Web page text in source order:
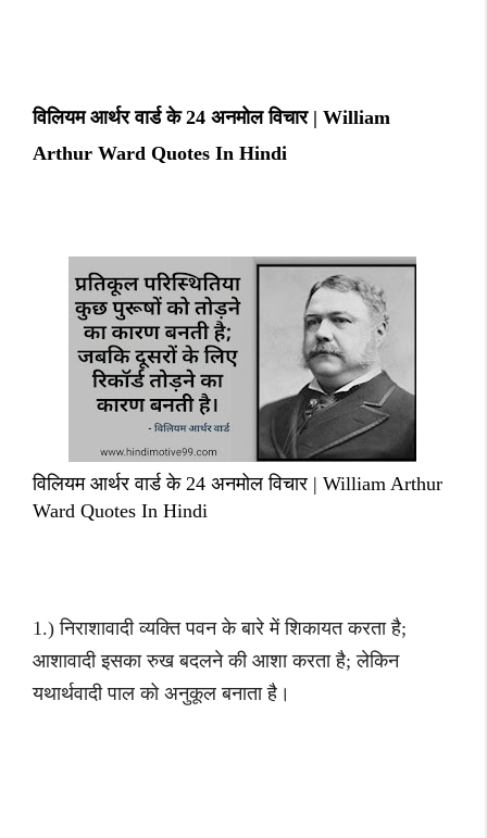
विलियम आर्थर वार्ड के 24 अनमोल विचार | William
Arthur Ward Quotes In Hindi
विलियम आर्थर वार्ड के 24 अनमोल विचार | William Arthur
Ward Quotes In Hindi
1.) निराशावादी व्यक्ति पवन के बारे में शिकायत करता है;
आशावादी इसका रुख बदलने की आशा करता है; लेकिन
यथार्थवादी पाल को अनुकूल बनाता है।